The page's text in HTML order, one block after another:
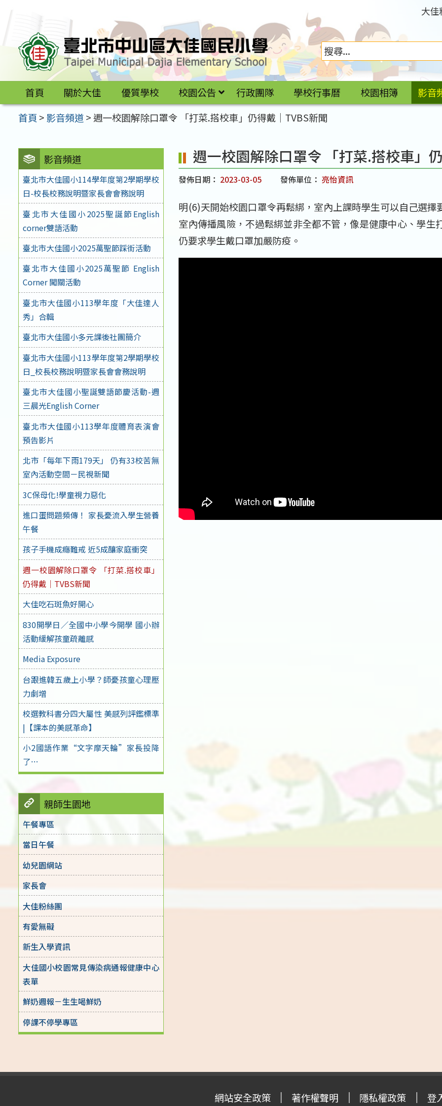
區
大佳
首頁 關於大佳 優質學校 校園公告 行政團隊 學校行事曆 校園相簿
影音
首頁 > 影音頻道 > 週一校園解除口罩令 「打菜.搭校車」仍得戴｜TVBS新聞
影音頻道
臺北市大佳國小114學年度第2學期學校
日-校長校務說明暨家長會會務說明
臺北市大佳國小2025聖誕節English
corner雙語活動
臺北市大佳國小2025萬聖節踩街活動
臺北市大佳國小2025萬聖節 English
Corner 闖關活動
臺北市大佳國小113學年度「大佳達人
秀」合輯
臺北市大佳國小多元課後社團簡介
臺北市大佳國小113學年度第2學期學校
日_校長校務說明暨家長會會務說明
臺北市大佳國小聖誕雙語節慶活動-週
三晨光English Corner
臺北市大佳國小113學年度體育表演會
預告影片
北市「每年下雨179天」 仍有33校苦無
室內活動空間－民視新聞
3C保母化!學童視力惡化
進口蛋問題頻傳！ 家長憂流入學生營養
午餐
孩子手機成癮難戒 近5成釀家庭衝突
週一校園解除口罩令 「打菜.搭校車」
仍得戴｜TVBS新聞
大佳吃石斑魚好開心
830開學日／全國中小學今開學 國小辦
活動緩解孩童疏離感
Media Exposure
台跟進韓五歲上小學？師憂孩童心理壓
力劇增
校選教科書分四大屬性 美感列評鑑標準
|【課本的美感革命】
小2國語作業“文字摩天輪”家長投降
了…
親師生園地
午餐專區
當日午餐
幼兒園網站
家長會
大佳粉絲團
有愛無礙
新生入學資訊
大佳國小校園常見傳染病通報健康中心
表單
鮮奶週報－生生喝鮮奶
停課不停學專區
週一校園解除口罩令 「打菜.搭校車」
發佈日期： 2023-03-05 發佈單位： 亮怡資訊
明(6)天開始校園口罩令再鬆綁，室內上課時學生可以自己選
室內傳播風險，不過鬆綁並非全都不管，像是健康中心、學
仍要求學生戴口罩加嚴防疫。
網站安全政策 著作權聲明 隱私權政策 登